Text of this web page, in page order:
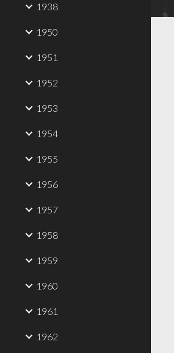
1938
1950
1951
1952
1953
1954
1955
1956
1957
1958
1959
1960
1961
1962